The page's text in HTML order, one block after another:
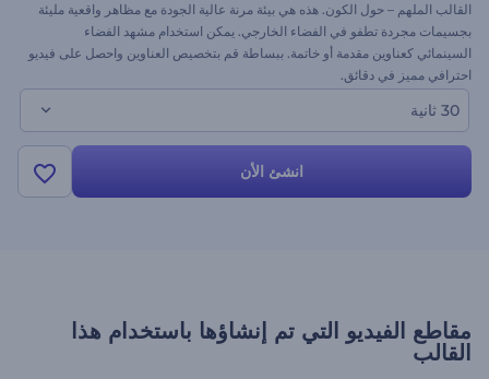
القالب الملهم – حول الكون. هذه هي بيئة مرنة عالية الجودة مع مظاهر واقعية مليئة
بجسيمات مجردة تطفو في الفضاء الخارجي. يمكن استخدام مشهد الفضاء
السينمائي كعناوين مقدمة أو خاتمة. ببساطة قم بتخصيص العناوين واحصل على فيديو
احترافي مميز في دقائق.
30 ثانية
انشئ الأن
مقاطع الفيديو التي تم إنشاؤها باستخدام هذا
القالب